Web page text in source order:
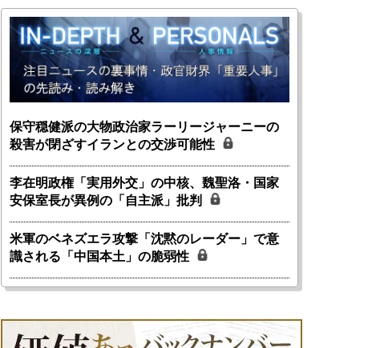
1905年体制」における日米韓安
全保障協力の意味
ネルギー転換が「中国依存」に
行き着くリスク
保守穏健派の大物政治家ラーリージャーニーの
殺害が閉ざすイランとの交渉可能性
李在明政権「実用外交」の中核、魏聖洛・国家
安保室長が異例の「自主派」批判
米軍のベネズエラ攻撃「沈黙のレーダー」で意
識される「中国本土」の脆弱性